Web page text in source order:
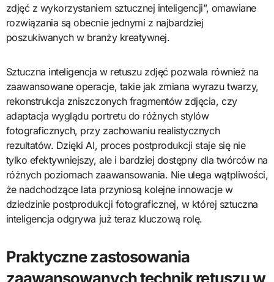
zdjęć z wykorzystaniem sztucznej inteligencji”, omawiane
rozwiązania są obecnie jednymi z najbardziej
poszukiwanych w branży kreatywnej.
Sztuczna inteligencja w retuszu zdjęć pozwala również na
zaawansowane operacje, takie jak zmiana wyrazu twarzy,
rekonstrukcja zniszczonych fragmentów zdjęcia, czy
adaptacja wyglądu portretu do różnych stylów
fotograficznych, przy zachowaniu realistycznych
rezultatów. Dzięki AI, proces postprodukcji staje się nie
tylko efektywniejszy, ale i bardziej dostępny dla twórców na
różnych poziomach zaawansowania. Nie ulega wątpliwości,
że nadchodzące lata przyniosą kolejne innowacje w
dziedzinie postprodukcji fotograficznej, w której sztuczna
inteligencja odgrywa już teraz kluczową rolę.
Praktyczne zastosowania
zaawansowanych technik retuszu w